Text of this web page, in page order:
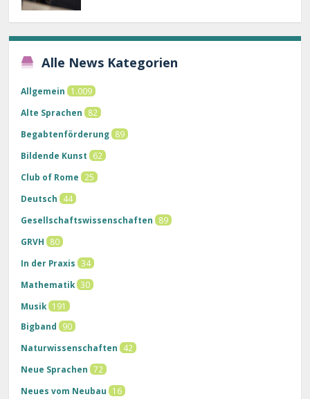
Alle News Kategorien
Allgemein
1.009
Alte Sprachen
82
Begabtenförderung 89
Bildende Kunst
62
Club of Rome
25
Deutsch
44
Gesellschaftswissenschaften
89
GRVH
80
In der Praxis
34
Mathematik 30
Musik 191
Bigband
90
Naturwissenschaften
42
Neue Sprachen 72
Neues vom Neubau
16